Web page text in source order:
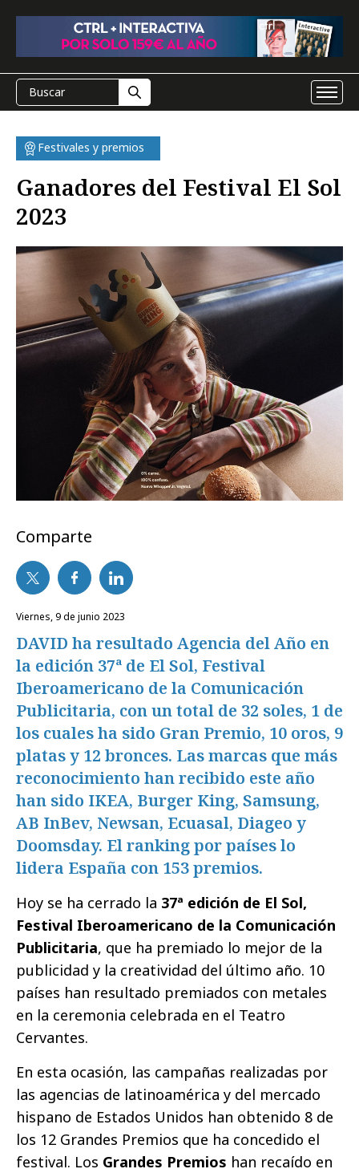
Festivales y premios
Ganadores del Festival El Sol
2023
Comparte
viernes, 9 de junio 2023
DAVID ha resultado Agencia del Año en
la edición 37ª de El Sol, Festival
Iberoamericano de la Comunicación
Publicitaria, con un total de 32 soles, 1 de
los cuales ha sido Gran Premio, 10 oros, 9
platas y 12 bronces. Las marcas que más
reconocimiento han recibido este año
han sido IKEA, Burger King, Samsung,
AB InBev, Newsan, Ecuasal, Diageo y
Doomsday. El ranking por países lo
lidera España con 153 premios.
Hoy se ha cerrado la 37ª edición de El Sol,
Festival Iberoamericano de la Comunicación
Publicitaria, que ha premiado lo mejor de la
publicidad y la creatividad del último año. 10
países han resultado premiados con metales
en la ceremonia celebrada en el Teatro
Cervantes.
En esta ocasión, las campañas realizadas por
las agencias de latinoamérica y del mercado
hispano de Estados Unidos han obtenido 8 de
los 12 Grandes Premios que ha concedido el
festival. Los Grandes Premios han recaído en